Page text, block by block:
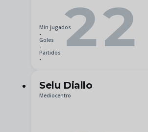
Min jugados
-
Goles
-
Partidos
-
22
Selu Diallo
Mediocentro